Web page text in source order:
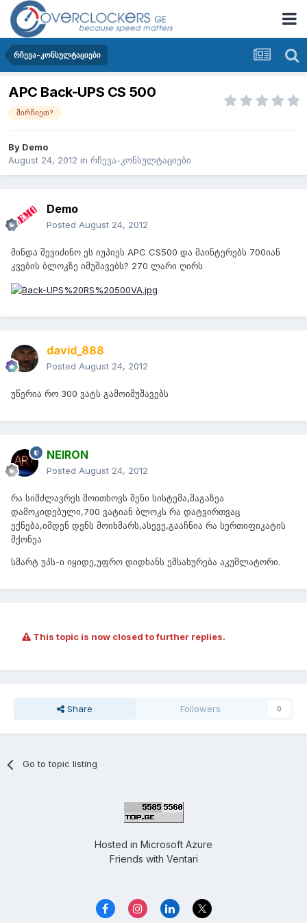
რჩევა-კონსულტაციები
APC Back-UPS CS 500
მირჩიეთ?
By Demo
August 24, 2012 in რჩევა-კონსულტაციები
Demo
Posted August 24, 2012
მინდა შევიძინო ეს იუპიეს APC CS500 და მაინტერებს 700იან
კვების ბლოკზე იმუშავებს? 270 ლარი ღირს
david_888
Posted August 24, 2012
უწერია რო 300 ვატს გამოიმუშავებს
NEIRON
Posted August 24, 2012
რა სიმძლავრეს მოითხოვს შენი სისტემა,მაგაზეა
დამოკიდებული,700 ვატიან ბლოკს რა დატვირთვაც
ექნება,იმდენ დენს მოიხმარს,ასევე,გააჩნია რა სერთიფიკატის
მქონეა
სმარტ უპს-ი იყიდე,უფრო დიდხანს ემსახურება აკუმლატორი.
This topic is now closed to further replies.
Share Followers 0
Go to topic listing
Hosted in Microsoft Azure
Friends with Ventari